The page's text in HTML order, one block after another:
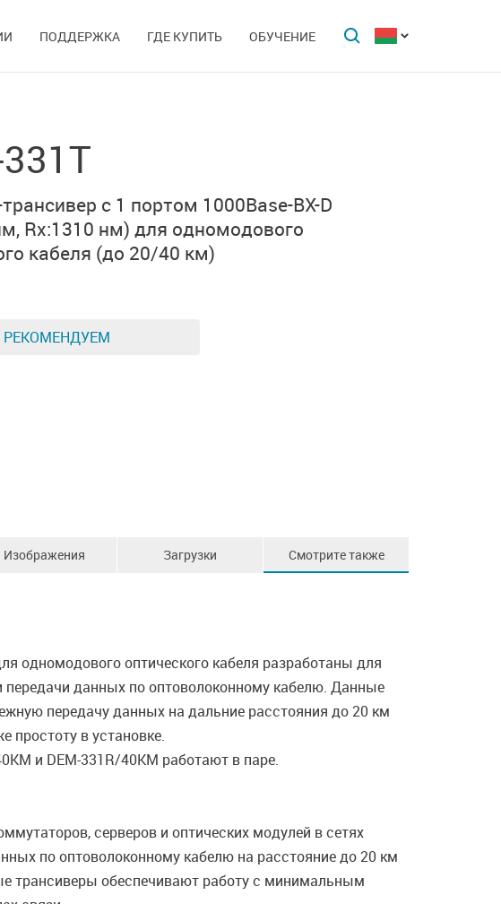
ПОДДЕРЖКА ГДЕ КУПИТЬ ОБУЧЕНИЕ
с 1 портом 1000Base-BX-D
Rx:1310 нм) для одномодового
кабеля (до 20/40 км)
РЕКОМЕНДУЕМ
Изображения Загрузки Смотрите также
одномодового оптического кабеля разработаны для
передачи данных по оптоволоконному кабелю. Данные
передачу данных на дальние расстояния до 20 км
простоту в установке.
и DEM-331R/40KM работают в паре.
серверов и оптических модулей в сетях
по оптоволоконному кабелю на расстояние до 20 км
трансиверы обеспечивают работу с минимальным